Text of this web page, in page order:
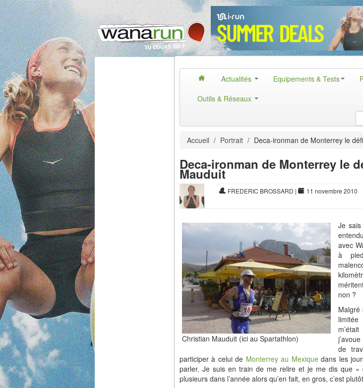
Actualités Equipements & Tests
Outils & Réseaux
Accueil / Portrait / Deca-ironman de Monterrey le
Deca-ironman de Monterrey le
Mauduit
FREDERIC BROSSARD | 11 novembre 2010
Christian Mauduit (ici au Spartathlon)
Je
avec
à
non ?
de
participer à celui de Monterrey au Mexiquedans les
parler. Je suis en train de me relire et je me dis que
plusieurs dans l’année alors qu’en fait, en gros, c’est